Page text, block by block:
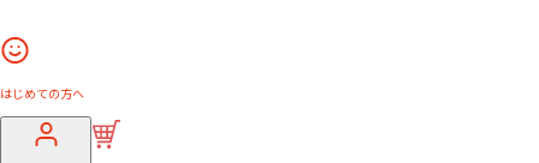
はじめての方へ